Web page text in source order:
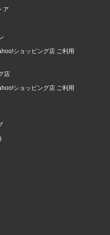
ア
ショッピング店 ご利用
店
ショッピング店 ご利用